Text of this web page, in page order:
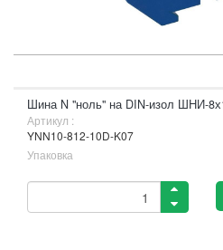
Шина N "ноль" на DIN-изол ШНИ-
Артикул :
YNN10-812-10D-K07
Упаковка